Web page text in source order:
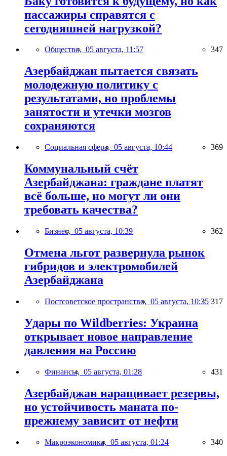
пассажиры справятся с
сегодняшней нагрузкой?
Общество, 05 августа, 11:57 347
Азербайджан пытается связать
молодежную политику с
результатами, но проблемы
занятости и утечки мозгов
сохраняются
Социальная сфера, 05 августа, 10:44 369
Коммунальный счёт
Азербайджана: граждане платят
всё больше, но могут ли они
требовать качества?
Бизнес, 05 августа, 10:39 362
Отмена льгот развернула рынок
гибридов и электромобилей
Азербайджана
Постсоветское пространство, 05 августа, 10:35 317
Удары по Wildberries: Украина
открывает новое направление
давления на Россию
Финансы, 05 августа, 01:28 431
Азербайджан наращивает резервы,
но устойчивость маната по-
прежнему зависит от нефти
Макроэкономика, 05 августа, 01:24 340